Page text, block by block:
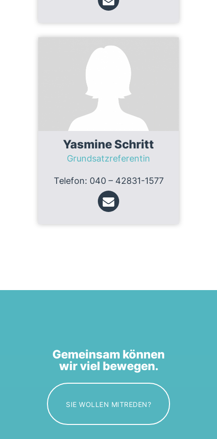
Yasmine Schritt
Grundsatzreferentin
Telefon: 040 – 42831-1577
Gemeinsam können
wir viel bewegen.
SIE WOLLEN MITREDEN?